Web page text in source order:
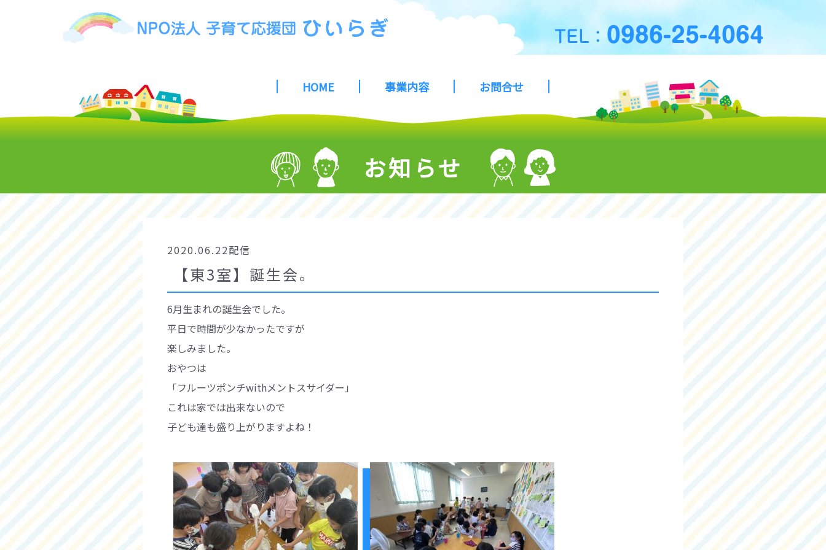
HOME 事業内容 お問合せ
お知らせ
2020.06.22配信
【東3室】誕生会。
6月生まれの誕生会でした。
平日で時間が少なかったですが
楽しみました。
おやつは
「フルーツポンチwithメントスサイダー」
これは家では出来ないので
子ども達も盛り上がりますよね！